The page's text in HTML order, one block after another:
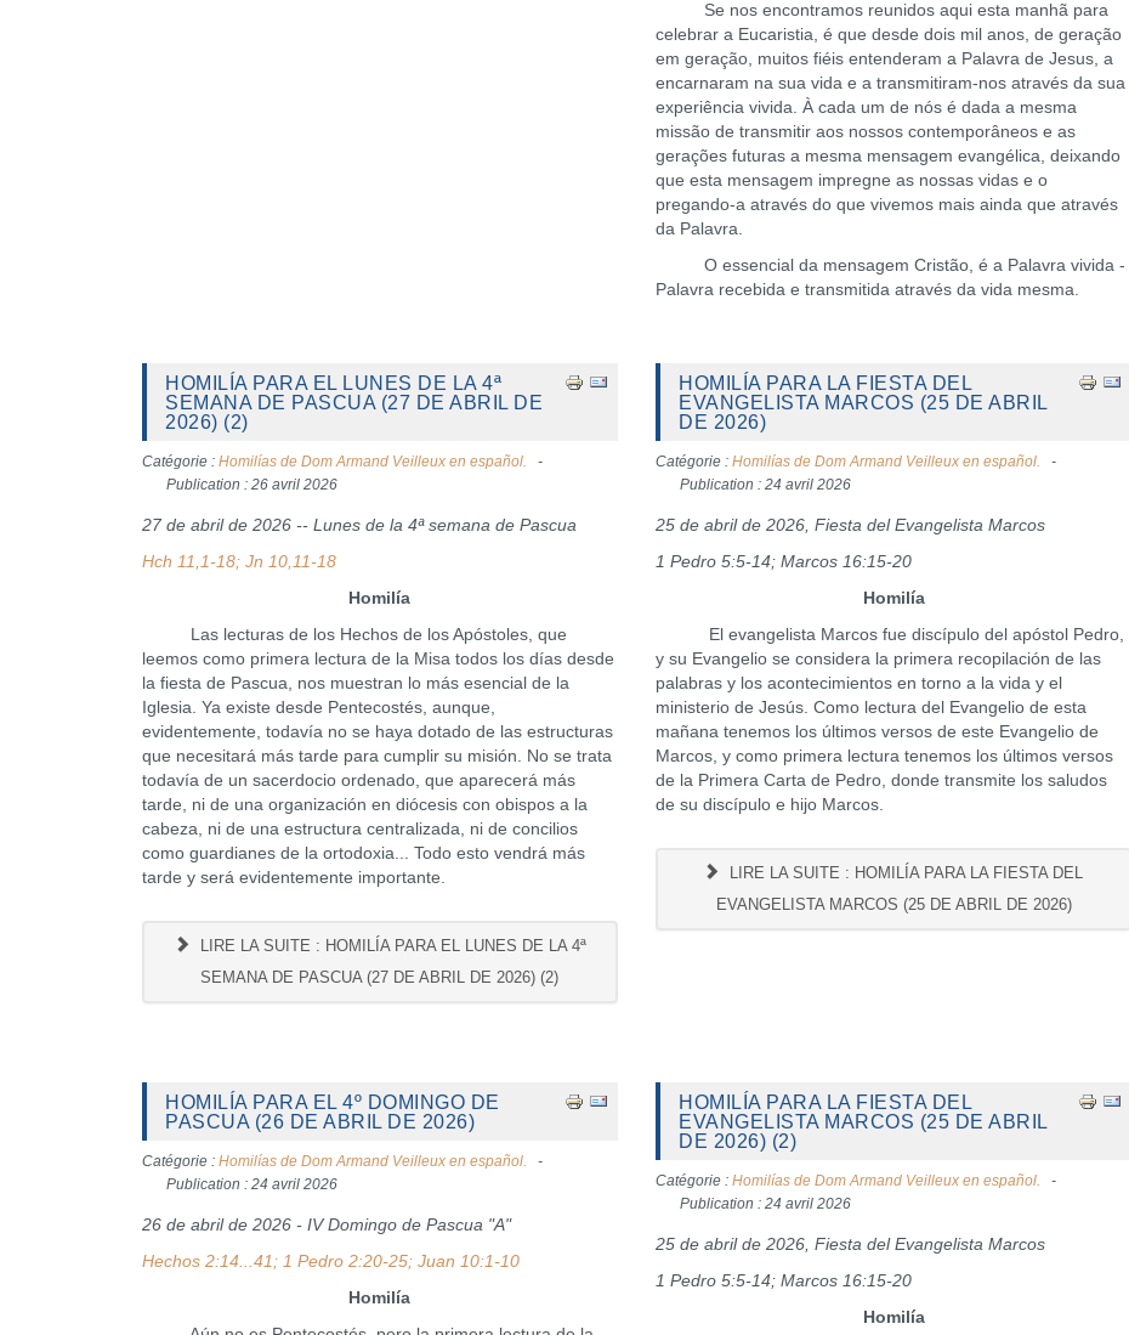
Se nos encontramos reunidos aqui esta manhã para
celebrar a Eucaristia, é que desde dois mil anos, de geração
em geração, muitos fiéis entenderam a Palavra de Jesus, a
encarnaram na sua vida e a transmitiram-nos através da sua
experiência vivida. À cada um de nós é dada a mesma
missão de transmitir aos nossos contemporâneos e as
gerações futuras a mesma mensagem evangélica, deixando
que esta mensagem impregne as nossas vidas e o
pregando-a através do que vivemos mais ainda que através
da Palavra.
O essencial da mensagem Cristão, é a Palavra vivida -
Palavra recebida e transmitida através da vida mesma.
HOMILÍA PARA EL LUNES DE LA 4ª
SEMANA DE PASCUA (27 DE ABRIL DE
2026) (2)
Catégorie : Homilías de Dom Armand Veilleux en español.
Publication : 26 avril 2026
27 de abril de 2026 -- Lunes de la 4ª semana de Pascua
Hch 11,1-18; Jn 10,11-18
Homilía
Las lecturas de los Hechos de los Apóstoles, que
leemos como primera lectura de la Misa todos los días desde
la fiesta de Pascua, nos muestran lo más esencial de la
Iglesia. Ya existe desde Pentecostés, aunque,
evidentemente, todavía no se haya dotado de las estructuras
que necesitará más tarde para cumplir su misión. No se trata
todavía de un sacerdocio ordenado, que aparecerá más
tarde, ni de una organización en diócesis con obispos a la
cabeza, ni de una estructura centralizada, ni de concilios
como guardianes de la ortodoxia... Todo esto vendrá más
tarde y será evidentemente importante.
LIRE LA SUITE : HOMILÍA PARA EL LUNES DE LA 4ª
SEMANA DE PASCUA (27 DE ABRIL DE 2026) (2)
HOMILÍA PARA LA FIESTA DEL
EVANGELISTA MARCOS (25 DE ABRIL
DE 2026)
Catégorie :Homilías de Dom Armand Veilleux en español.
Publication : 24 avril 2026
25 de abril de 2026, Fiesta del Evangelista Marcos
1 Pedro 5:5-14; Marcos 16:15-20
Homilía
El evangelista Marcos fue discípulo del apóstol Pedro,
y su Evangelio se considera la primera recopilación de las
palabras y los acontecimientos en torno a la vida y el
ministerio de Jesús. Como lectura del Evangelio de esta
mañana tenemos los últimos versos de este Evangelio de
Marcos, y como primera lectura tenemos los últimos versos
de la Primera Carta de Pedro, donde transmite los saludos
de su discípulo e hijo Marcos.
LIRE LA SUITE : HOMILÍA PARA LA FIESTA DEL
EVANGELISTA MARCOS (25 DE ABRIL DE 2026)
HOMILÍA PARA EL 4º DOMINGO DE
PASCUA (26 DE ABRIL DE 2026)
Catégorie : Homilías de Dom Armand Veilleux en español.
Publication : 24 avril 2026
26 de abril de 2026 - IV Domingo de Pascua "A"
Hechos 2:14...41; 1 Pedro 2:20-25; Juan 10:1-10
Homilía
HOMILÍA PARA LA FIESTA DEL
EVANGELISTA MARCOS (25 DE ABRIL
DE 2026) (2)
Catégorie :Homilías de Dom Armand Veilleux en español.
Publication : 24 avril 2026
25 de abril de 2026, Fiesta del Evangelista Marcos
1 Pedro 5:5-14; Marcos 16:15-20
Homilía